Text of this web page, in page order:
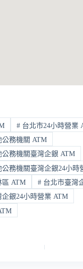
#台北市24小時營業
務機關 ATM
務機關臺灣企銀 ATM
務機關臺灣企銀24小時
ATM #台北市臺灣
銀24小時營業 ATM